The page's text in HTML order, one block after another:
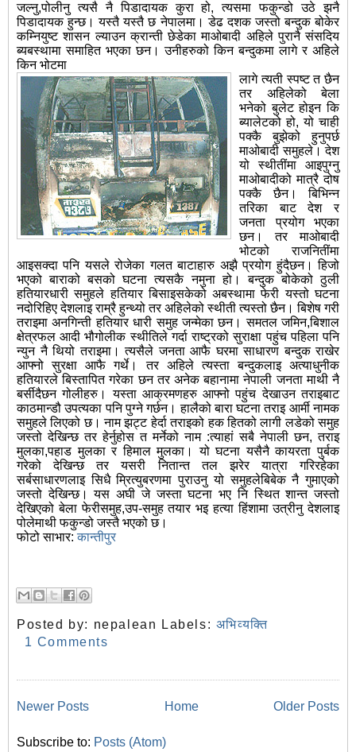
जल्नु,पोलीनु त्यसै नै पिडादायक कुरा हो, त्यसमा फकुन्डो उठे झनै
पिडादायक हुन्छ। यस्तै यस्तै छ नेपालमा। डेढ दशक जस्तो बन्दुक बोकेर
कम्नियुष्ट शासन ल्याउन क्रान्ती छेडेका माओबादी अहिले पुरानै संसदिय
ब्यबस्थामा समाहित भएका छन। उनीहरुको किन बन्दुकमा लागे र अहिले
किन भोटमा
लागे त्यती स्पष्ट त छैन
तर अहिलेको बेला
भनेको बुलेट होइन कि
ब्यालेटको हो, यो चाही
पक्कै बुझेको हुनुपर्छ
माओबादी समुहले। देश
यो स्थीतींमा आइपुग्नु
माओबादीको मात्रै दोष
पक्कै छैन। बिभिन्न
तरिका बाट देश र
जनता प्रयोग भएका
छन। तर माओबादी
भोटको राजनितींमा
आइसक्दा पनि यसले रोजेका गलत बाटाहारु अझै प्रयोग हुंदैछन। हिजो
भएको बाराको बसको घटना त्यसकै नमुना हो। बन्दुक बोकेको ठुली
हतियारधारी समुहले हतियार बिसाइसकेको अबस्थामा फेरी यस्तो घटना
नदोरिहिए देशलाइ राम्रै हुन्थ्यो तर अहिलेको स्थीती त्यस्तो छैन। बिशेष गरी
तराइमा अनगिन्ती हतियार धारी समुह जन्मेका छन। समतल जमिन,बिशाल
क्षेत्रफल आदी भौगोलीक स्थीतिले गर्दा राष्ट्रको सुराक्षा पहुंच पहिला पनि
न्युन नै थियो तराइमा। त्यसैले जनता आफै घरमा साधारण बन्दुक राखेर
आफ्नो सुरक्षा आफै गर्थे। तर अहिले त्यस्ता बन्दुकलाइ अत्याधुनीक
हतियारले बिस्तापित गरेका छन तर अनेक बहानामा नेपाली जनता माथी नै
बर्सीदैछन गोलीहरु। यस्ता आक्रमणहरु आफ्नो पहुंच देखाउन तराइबाट
काठमान्डौ उपत्यका पनि पुग्ने गर्छन। हालैको बारा घटना तराइ आर्मी नामक
समुहले लिएको छ। नाम झट्ट हेर्दा तराइको हक हितको लागी लडेको समुह
जस्तो देखिन्छ तर हेर्नुहोस त मर्नेको नाम :त्याहां सबै नेपाली छन, तराइ
मुलका,पहाड मुलका र हिमाल मुलका। यो घटना यसैनै कायरता पुर्बक
गरेको देखिन्छ तर यसरी नितान्त तल झरेर यात्रा गरिरहेका
सर्बसाधारणलाइ सिधै म्रित्युबरणमा पुराउनु यो समुहलेबिबेक नै गुमाएको
जस्तो देखिन्छ। यस अघी जे जस्ता घटना भए नि स्थित शान्त जस्तो
देखिएको बेला फेरीसमुह,उप-समुह तयार भइ हत्या हिंशामा उत्रीनु देशलाइ
पोलेमाथी फकुन्डो जस्तै भएको छ।
फोटो साभार:कान्तीपुर
Posted by: nepalean Labels: अभिव्यक्ति
1 Comments
Newer Posts Older Posts
Home
Subscribe to: Posts (Atom)